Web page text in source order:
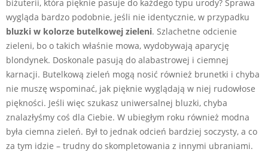
biżuterii, która pięknie pasuje do każdego typu urody? Sprawa
wygląda bardzo podobnie, jeśli nie identycznie, w przypadku
bluzki w kolorze butelkowej zieleni. Szlachetne odcienie
zieleni, bo o takich właśnie mowa, wydobywają aparycję
blondynek. Doskonale pasują do alabastrowej i ciemnej
karnacji. Butelkową zieleń mogą nosić również brunetki i chyba
nie muszę wspominać, jak pięknie wyglądają w niej rudowłose
piękności. Jeśli więc szukasz uniwersalnej bluzki, chyba
znalazłyśmy coś dla Ciebie. W ubiegłym roku również modna
była ciemna zieleń. Był to jednak odcień bardziej soczysty, a co
za tym idzie – trudny do skompletowania z innymi ubraniami.